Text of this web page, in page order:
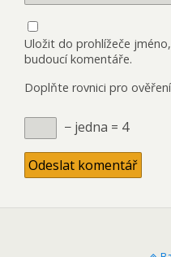
Uložit do prohlížeče
budoucí komentáře.
Doplňte rovnici pro
− jedna = 4